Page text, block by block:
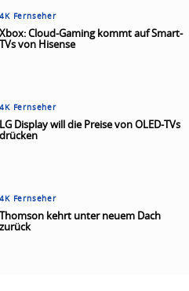
4K Fernseher
Xbox: Cloud-Gaming kommt auf Smart-
TVs von Hisense
4K Fernseher
LG Display will die Preise von OLED-TVs
drücken
4K Fernseher
Thomson kehrt unter neuem Dach
zurück